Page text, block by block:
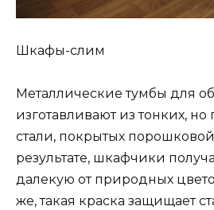
Шкафы-слим
Металлические тумбы для
изготавливают из тонких,
стали, покрытых
результате, шкафчики
далекую от природных
же, такая краска защищает